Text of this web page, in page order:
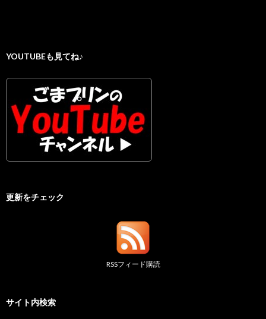
YOUTUBEも見てね♪
更新をチェック
RSSフィード購読
サイト内検索